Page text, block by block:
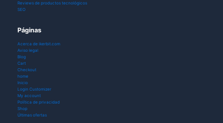
Reviews de productos tecnológicos
SEO
Páginas
Acerca de ikerbit.com
Aviso legal
Blog
Cart
Checkout
home
Inicio
Login Customizer
My account
Política de privacidad
Shop
Últimas ofertas